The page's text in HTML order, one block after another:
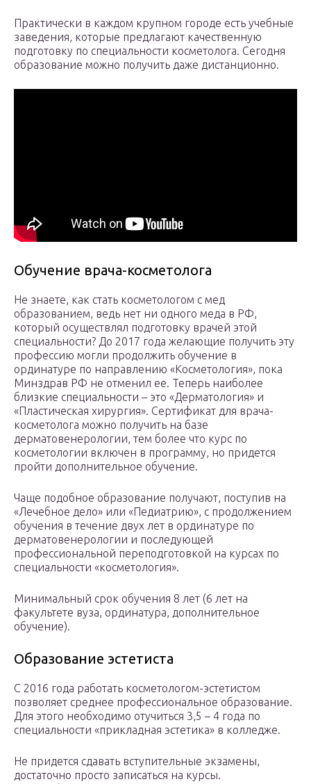
Практически в каждом крупном городе есть учебные
заведения, которые предлагают качественную
подготовку по специальности косметолога. Сегодня
образование можно получить даже дистанционно.
Обучение врача-косметолога
Не знаете, как стать косметологом с мед
образованием, ведь нет ни одного меда в РФ,
который осуществлял подготовку врачей этой
специальности? До 2017 года желающие получить эту
профессию могли продолжить обучение в
ординатуре по направлению «Косметология», пока
Минздрав РФ не отменил ее. Теперь наиболее
близкие специальности – это «Дерматология» и
«Пластическая хирургия». Сертификат для врача-
косметолога можно получить на базе
дерматовенерологии, тем более что курс по
косметологии включен в программу, но придется
пройти дополнительное обучение.
Чаще подобное образование получают, поступив на
«Лечебное дело» или «Педиатрию», с продолжением
обучения в течение двух лет в ординатуре по
дерматовенерологии и последующей
профессиональной переподготовкой на курсах по
специальности «косметология».
Минимальный срок обучения 8 лет (6 лет на
факультете вуза, ординатура, дополнительное
обучение).
Образование эстетиста
С 2016 года работать косметологом-эстетистом
позволяет среднее профессиональное образование.
Для этого необходимо отучиться 3,5 – 4 года по
специальности «прикладная эстетика» в колледже.
Не придется сдавать вступительные экзамены,
достаточно просто записаться на курсы.